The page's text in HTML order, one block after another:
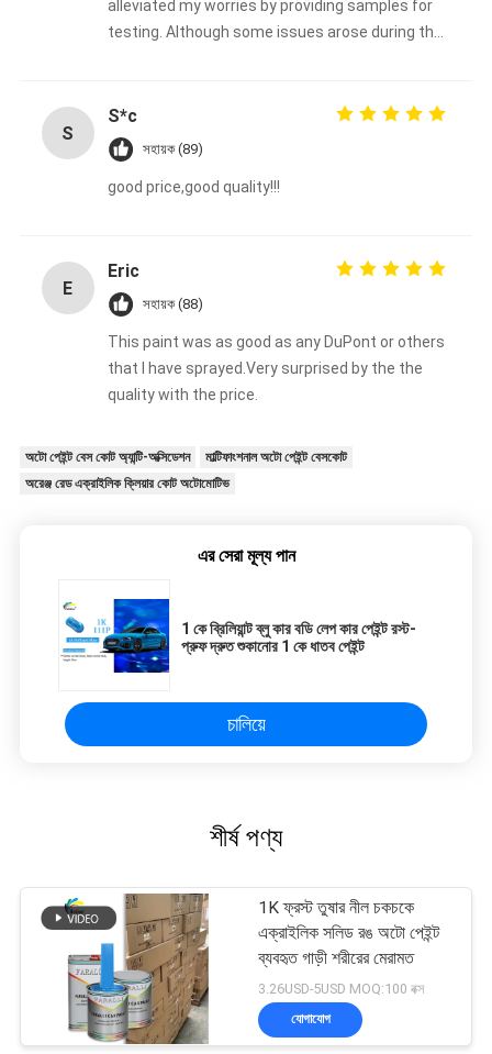
alleviated my worries by providing samples for
testing. Although some issues arose during the
will continue to support them in the long term
S
S*c
সহায়ক (89)
good price,good quality!!!
E
Eric
সহায়ক (88)
This paint was as good as any DuPont or others
that I have sprayed.Very surprised by the the
quality with the price.
অটো পেইন্ট বেস কোট অ্যান্টি-অক্সিডেশন
মাল্টিফাংশনাল অটো পেইন্ট বেসকোট
অরেঞ্জ রেড এক্রাইলিক ক্লিয়ার কোট অটোমোটিভ
এর সেরা মূল্য পান
1 কে ব্রিলিয়ান্ট ব্লু কার বডি লেপ কার পেইন্ট রস্ট-
প্রুফ দ্রুত শুকানোর 1 কে ধাতব পেইন্ট
চালিয়ে
শীর্ষ পণ্য
1K ফ্রস্ট তুষার নীল চকচকে
এক্রাইলিক সলিড রঙ অটো পেইন্ট
ব্যবহৃত গাড়ী শরীরের মেরামত
3.26USD-5USD MOQ:100 বক্স
যোগাযোগ